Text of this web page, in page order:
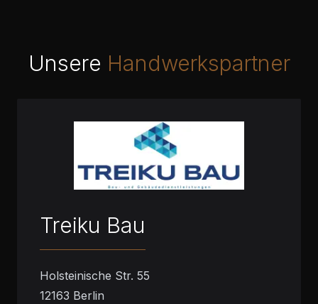
Unsere Handwerkspartner
Treiku Bau
Holsteinische Str. 55
12163 Berlin